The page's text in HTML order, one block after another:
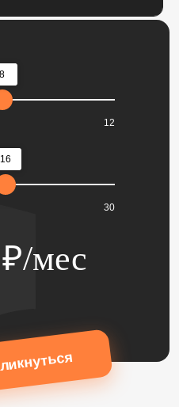
8
12
16
30
₽/мес